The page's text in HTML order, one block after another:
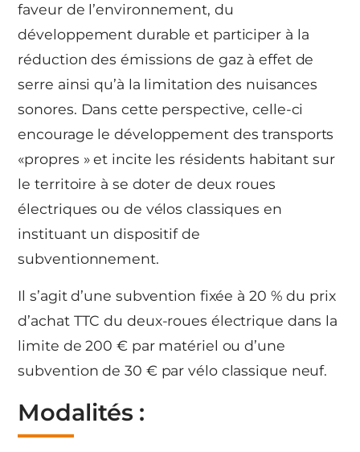
faveur de l’environnement, du
développement durable et participer à la
réduction des émissions de gaz à effet de
serre ainsi qu’à la limitation des nuisances
sonores. Dans cette perspective, celle-ci
encourage le développement des transports
«propres » et incite les résidents habitant sur
le territoire à se doter de deux roues
électriques ou de vélos classiques en
instituant un dispositif de
subventionnement.
Il s’agit d’une subvention fixée à 20 % du prix
d’achat TTC du deux-roues électrique dans la
limite de 200 € par matériel ou d’une
subvention de 30 € par vélo classique neuf.
Modalités :